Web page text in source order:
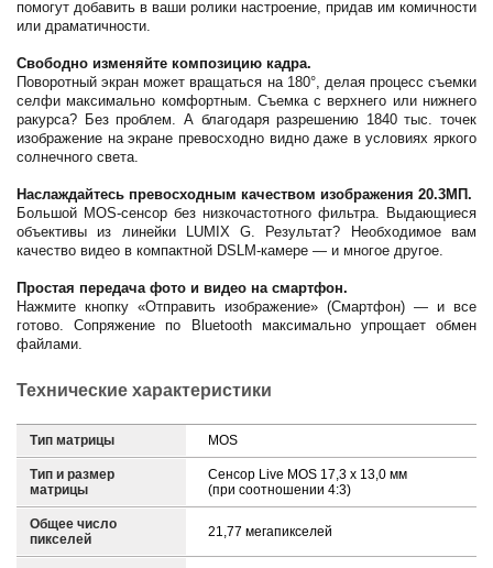
помогут добавить в ваши ролики настроение, придав им комичности
или драматичности.
Свободно изменяйте композицию кадра.
Поворотный экран может вращаться на 180°, делая процесс съемки
селфи максимально комфортным. Съемка с верхнего или нижнего
ракурса? Без проблем. А благодаря разрешению 1840 тыс. точек
изображение на экране превосходно видно даже в условиях яркого
солнечного света.
Наслаждайтесь превосходным качеством изображения 20.3МП.
Большой MOS-сенсор без низкочастотного фильтра. Выдающиеся
объективы из линейки LUMIX G. Результат? Необходимое вам
качество видео в компактной DSLM-камере — и многое другое.
Простая передача фото и видео на смартфон.
Нажмите кнопку «Отправить изображение» (Смартфон) — и все
готово. Сопряжение по Bluetooth максимально упрощает обмен
файлами.
Технические характеристики
Тип матрицы MOS
Тип и размер
матрицы
Сенсор Live MOS 17,3 x 13,0 мм
(при соотношении 4:3)
Общее число
пикселей
21,77 мегапикселей